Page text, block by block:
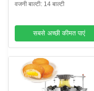
वजनी बाल्टी: 14 बाल्टी
सबसे अच्छी कीमत पाएं